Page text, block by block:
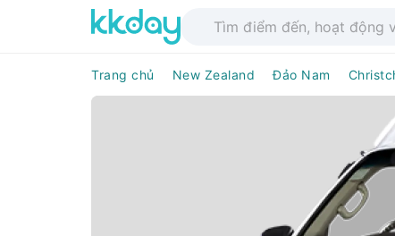
Trang chủ New Zealand Đảo Nam